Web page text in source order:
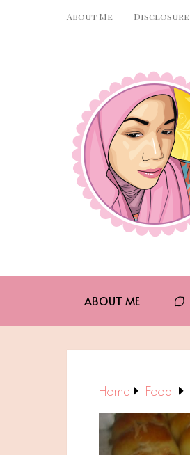
About Me Disclosure
ABOUT ME
Home Food